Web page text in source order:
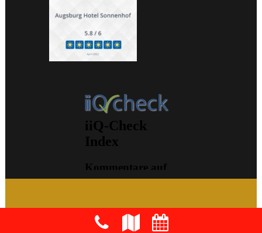
Jetzt anrufen Lage Onlinebuchung